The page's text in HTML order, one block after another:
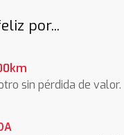
por...
sin pérdida de valor.